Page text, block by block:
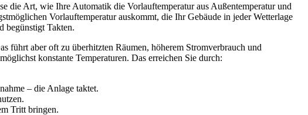
die Art, wie Ihre Automatik die Vorlauftemperatur aus Außentemperatur und
Vorlauftemperatur auskommt, die Ihr Gebäude in jeder Wetterlage
begünstigt Takten.
führt aber oft zu überhitzten Räumen, höherem Stromverbrauch und
konstante Temperaturen. Das erreichen Sie durch:
– die Anlage taktet.
Tritt bringen.